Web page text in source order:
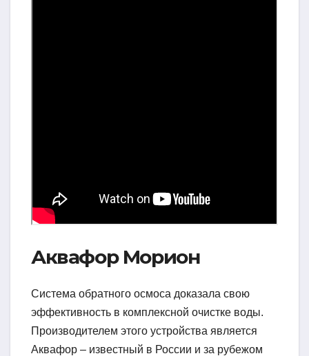
Аквафор Морион
Система обратного осмоса доказала свою
эффективность в комплексной очистке воды.
Производителем этого устройства является
Аквафор – известный в России и за рубежом